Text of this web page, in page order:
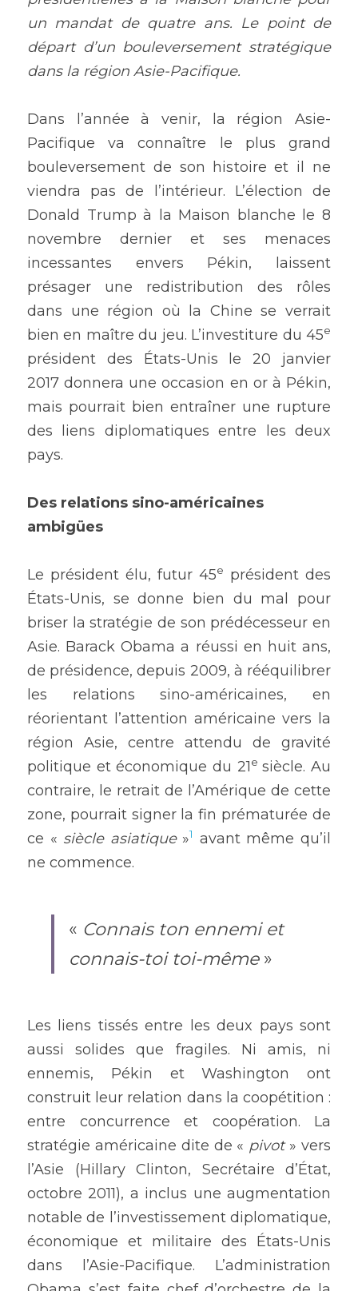
un mandat de quatre ans. Le point de
départ d’un bouleversement stratégique
dans la région Asie-Pacifique.
Dans l’année à venir, la région Asie-
Pacifique va connaître le plus grand
bouleversement de son histoire et il ne
viendra pas de l’intérieur. L’élection de
Donald Trump à la Maison blanche le 8
novembre dernier et ses menaces
incessantes envers Pékin, laissent
présager une redistribution des rôles
dans une région où la Chine se verrait
bien en maître du jeu. L’investiture du 45e
président des États-Unis le 20 janvier
2017 donnera une occasion en or à Pékin,
mais pourrait bien entraîner une rupture
des liens diplomatiques entre les deux
pays.
Des relations sino-américaines
ambigües
Le président élu, futur 45e
président des
États-Unis, se donne bien du mal pour
briser la stratégie de son prédécesseur en
Asie. Barack Obama a réussi en huit ans,
de présidence, depuis 2009, à rééquilibrer
les relations sino-américaines, en
réorientant l’attention américaine vers la
région Asie, centre attendu de gravité
politique et économique du 21e siècle. Au
contraire, le retrait de l’Amérique de cette
zone, pourrait signer la fin prématurée de
ce « siècle asiatique »1
avant même qu’il
ne commence.
« Connais ton ennemi et
connais-toi toi-même »
Les liens tissés entre les deux pays sont
aussi solides que fragiles. Ni amis, ni
ennemis, Pékin et Washington ont
construit leur relation dans la coopétition :
entre concurrence et coopération. La
stratégie américaine dite de « pivot » vers
l’Asie (Hillary Clinton, Secrétaire d’État,
octobre 2011), a inclus une augmentation
notable de l’investissement diplomatique,
économique et militaire des États-Unis
dans l’Asie-Pacifique. L’administration